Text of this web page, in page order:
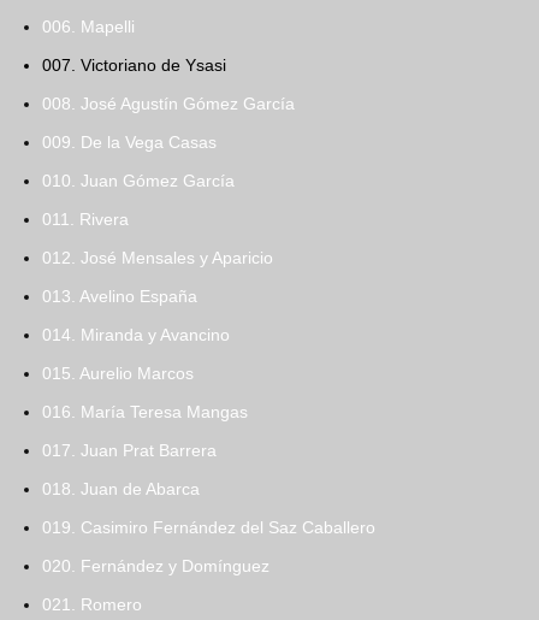
006. Mapelli
007. Victoriano de Ysasi
008. José Agustín Gómez García
009. De la Vega Casas
010. Juan Gómez García
011. Rivera
012. José Mensales y Aparicio
013. Avelino España
014. Miranda y Avancino
015. Aurelio Marcos
016. María Teresa Mangas
017. Juan Prat Barrera
018. Juan de Abarca
019. Casimiro Fernández del Saz Caballero
020. Fernández y Domínguez
021. Romero